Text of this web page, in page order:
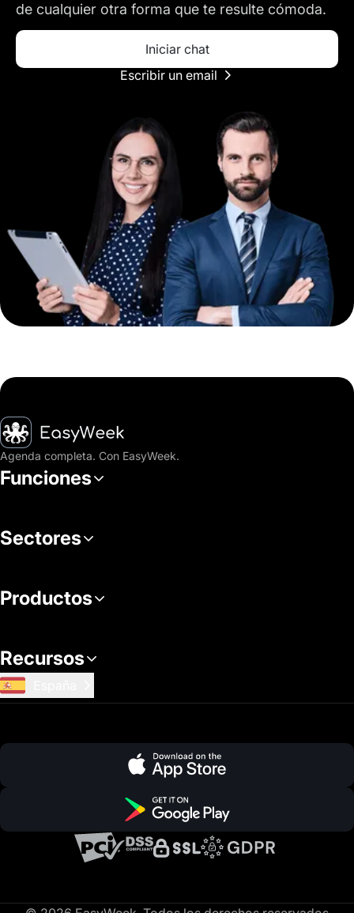
de cualquier otra forma que te resulte cómoda.
Iniciar chat
Escribir un email
Inicio
Agenda completa. Con EasyWeek.
Funciones
Sectores
Productos
Recursos